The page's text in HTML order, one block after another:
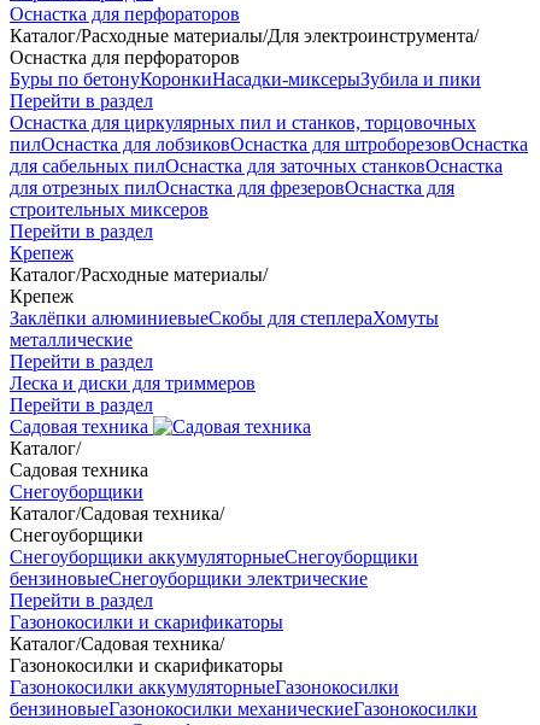
Оснастка для перфораторов
Каталог/Расходные материалы/Для электроинструмента/
Оснастка для перфораторов
Буры по бетонуКоронкиНасадки-миксерыЗубила и пики
Перейти в раздел
Оснастка для циркулярных пил и станков, торцовочных
пилОснастка для лобзиковОснастка для штроборезовОснастка
для сабельных пилОснастка для заточных станковОснастка
для отрезных пилОснастка для фрезеровОснастка для
строительных миксеров
Перейти в раздел
Крепеж
Каталог/Расходные материалы/
Крепеж
Заклёпки алюминиевыеСкобы для степлераХомуты
металлические
Перейти в раздел
Леска и диски для триммеров
Перейти в раздел
Садовая техника
Каталог/
Садовая техника
Снегоуборщики
Каталог/Садовая техника/
Снегоуборщики
Снегоуборщики аккумуляторныеСнегоуборщики
бензиновыеСнегоуборщики электрические
Перейти в раздел
Газонокосилки и скарификаторы
Каталог/Садовая техника/
Газонокосилки и скарификаторы
Газонокосилки аккумуляторныеГазонокосилки
бензиновыеГазонокосилки механическиеГазонокосилки